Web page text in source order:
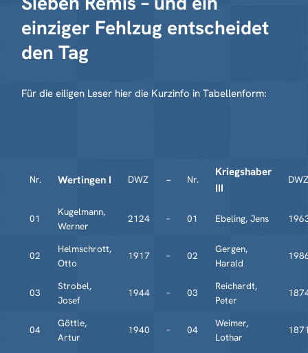
einziger Fehlzug entscheidet
den Tag
Für die eiligen Leser hier die Kurzinfo in Tabellenform:
Nr. Wertingen I DWZ – Nr.
Kriegshaber
III
DWZ
01
Kugelmann,
Werner
2124 – 01 Ebeling, Jens
02
Helmschrott,
Otto
1917 – 02
Gergen,
Harald
03
Strobel,
Josef
1944 – 03
Reichardt,
Peter
04
Göttle,
Artur
1940 – 04
Weimer,
Lothar